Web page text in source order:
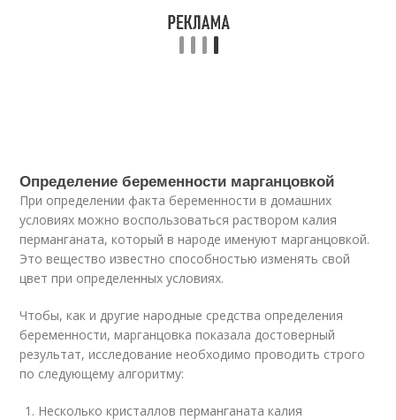
Определение беременности марганцовкой
При определении факта беременности в домашних
условиях можно воспользоваться раствором калия
перманганата, который в народе именуют марганцовкой.
Это вещество известно способностью изменять свой
цвет при определенных условиях.
Чтобы, как и другие народные средства определения
беременности, марганцовка показала достоверный
результат, исследование необходимо проводить строго
по следующему алгоритму:
Несколько кристаллов перманганата калия